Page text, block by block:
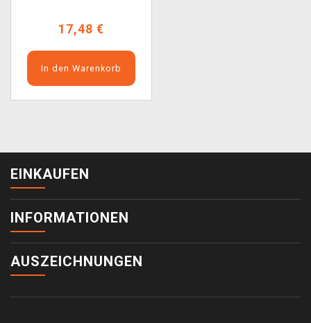
17,48 €
In den Warenkorb
EINKAUFEN
INFORMATIONEN
AUSZEICHNUNGEN